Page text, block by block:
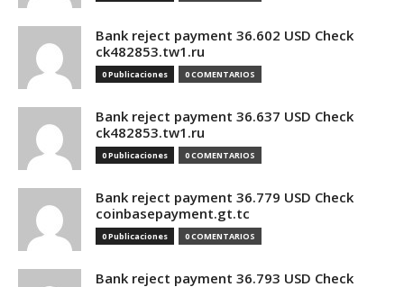
Bank reject payment 36.602 USD Check
ck482853.tw1.ru
0 Publicaciones 0 COMENTARIOS
Bank reject payment 36.637 USD Check
ck482853.tw1.ru
0 Publicaciones 0 COMENTARIOS
Bank reject payment 36.779 USD Check
coinbasepayment.gt.tc
0 Publicaciones 0 COMENTARIOS
Bank reject payment 36.793 USD Check